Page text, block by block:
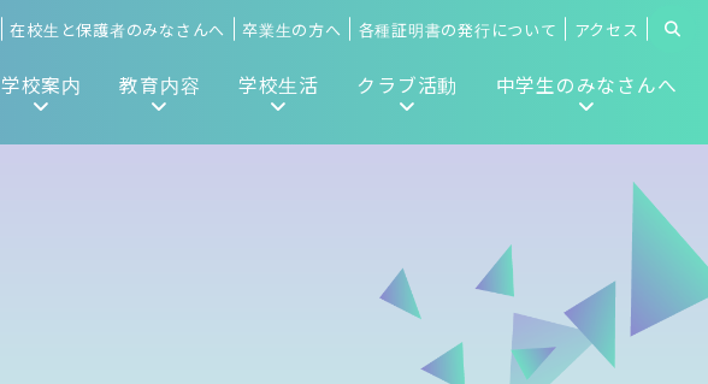
学校案内 教育内容 学校生活 クラブ活動 中学生のみなさんへ
在校生と保護者のみなさんへ 卒業生の方へ 各種証明書の発行について アクセス